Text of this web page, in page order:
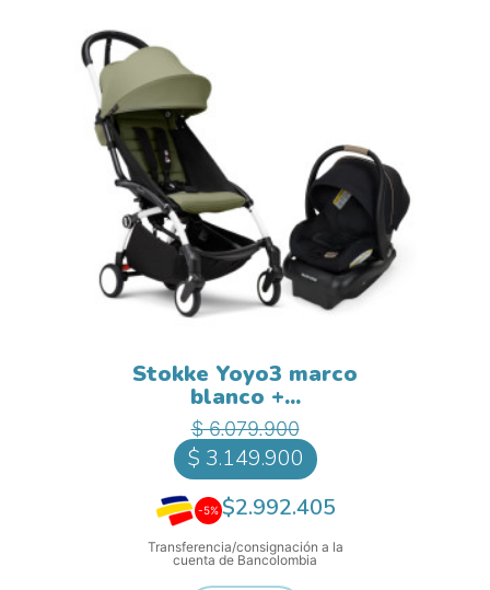
Stokke Yoyo3 marco
blanco +...
Precio base
$ 6.079.900Precio
$ 3.149.900
-5% $2.992.405
Transferencia/consignación a la
cuenta de Bancolombia